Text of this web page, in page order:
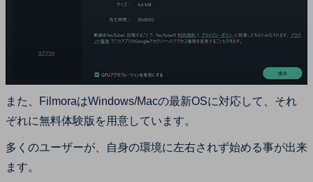
また、FilmoraはWindows/Macの最新OSに対応して、それ
ぞれに無料体験版を用意しています。
多くのユーザーが、自身の環境に左右されず始める事が出来
ます。